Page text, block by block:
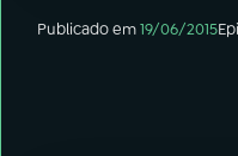
Publicado em19/06/2015